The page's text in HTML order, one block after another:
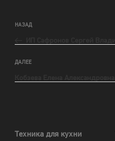
НАЗАД
ДАЛЕЕ
Техника для кухни